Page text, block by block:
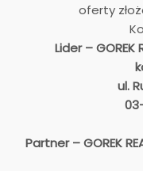
oferty
Lider – GOREK
ul.
Partner – GOREK